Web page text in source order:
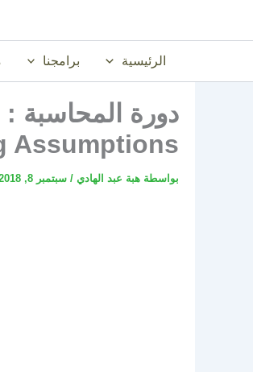
الرئيسية برامجنا
دورة المحاسبة :
Assumptions
بواسطة هبة عبد الهادي / سبتمبر 8, 2018